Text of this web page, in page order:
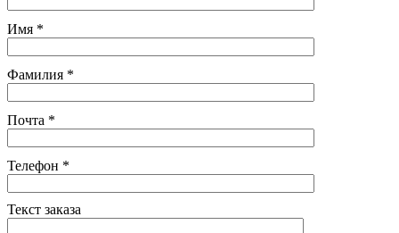
Имя *
Фамилия *
Почта *
Телефон *
Текст заказа